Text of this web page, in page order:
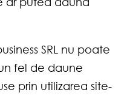
SRL nu poate
fel de daune
prin utilizarea site-